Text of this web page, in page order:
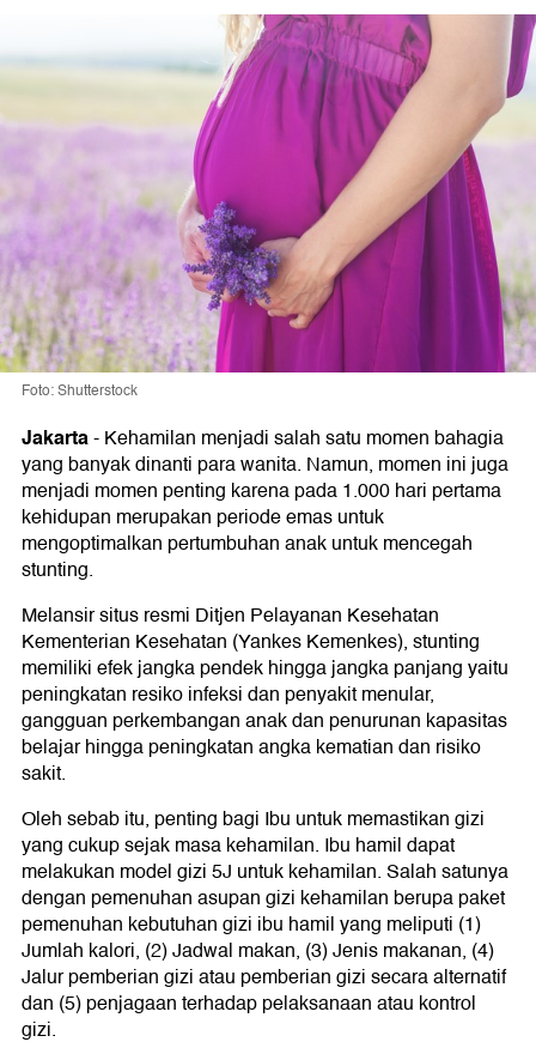
Foto: Shutterstock
Jakarta-Kehamilan menjadi salah satu momen bahagia
yang banyak dinanti para wanita. Namun, momen ini juga
menjadi momen penting karena pada 1.000 hari pertama
kehidupan merupakan periode emas untuk
mengoptimalkan pertumbuhan anak untuk mencegah
stunting.
Melansir situs resmi Ditjen Pelayanan Kesehatan
Kementerian Kesehatan (Yankes Kemenkes), stunting
memiliki efek jangka pendek hingga jangka panjang yaitu
peningkatan resiko infeksi dan penyakit menular,
gangguan perkembangan anak dan penurunan kapasitas
belajar hingga peningkatan angka kematian dan risiko
sakit.
Oleh sebab itu, penting bagi Ibu untuk memastikan gizi
yang cukup sejak masa kehamilan. Ibu hamil dapat
melakukan model gizi 5J untuk kehamilan. Salah satunya
dengan pemenuhan asupan gizi kehamilan berupa paket
pemenuhan kebutuhan gizi ibu hamil yang meliputi (1)
Jumlah kalori, (2) Jadwal makan, (3) Jenis makanan, (4)
Jalur pemberian gizi atau pemberian gizi secara alternatif
dan (5) penjagaan terhadap pelaksanaan atau kontrol
gizi.